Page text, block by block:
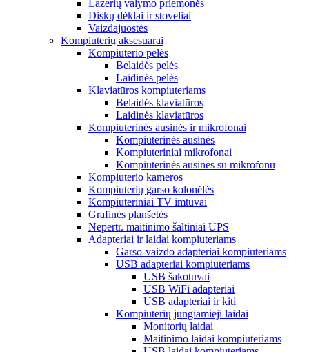
Lazerių valymo priemonės
Diskų dėklai ir stoveliai
Vaizdajuostės
Kompiuterių aksesuarai
Kompiuterio pelės
Belaidės pelės
Laidinės pelės
Klaviatūros kompiuteriams
Belaidės klaviatūros
Laidinės klaviatūros
Kompiuterinės ausinės ir mikrofonai
Kompiuterinės ausinės
Kompiuteriniai mikrofonai
Kompiuterinės ausinės su mikrofonu
Kompiuterio kameros
Kompiuterių garso kolonėlės
Kompiuteriniai TV imtuvai
Grafinės planšetės
Nepertr. maitinimo šaltiniai UPS
Adapteriai ir laidai kompiuteriams
Garso-vaizdo adapteriai kompiuteriams
USB adapteriai kompiuteriams
USB šakotuvai
USB WiFi adapteriai
USB adapteriai ir kiti
Kompiuterių jungiamieji laidai
Monitorių laidai
Maitinimo laidai kompiuteriams